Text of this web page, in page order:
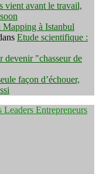
vient avant le travail,
à Istanbul
Etude scientifique :
devenir "chasseur de
façon d’échouer,
Entrepreneurs